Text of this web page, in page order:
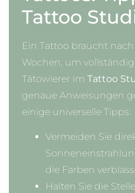
Tattoo
Ein Tattoo braucht
Wochen, um
Tätowierer imTattoo
genaue Anweisungen
einige universelle Tipps:
Vermeiden Sie
die Farben
Halten Sie die